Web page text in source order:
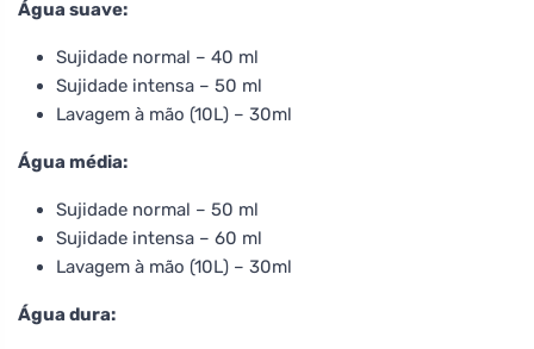
Água suave:
Sujidade normal – 40 ml
Sujidade intensa – 50 ml
Lavagem à mão (10L) – 30ml
Água média:
Sujidade normal – 50 ml
Sujidade intensa – 60 ml
Lavagem à mão (10L) – 30ml
Água dura: